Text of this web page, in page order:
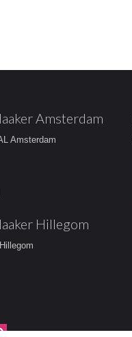
Amsterdam
Amsterdam
Hillegom